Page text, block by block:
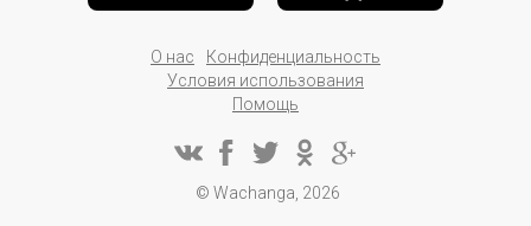
© Wachanga, 2026
О нас
Конфиденциальность
Условия использования
Помощь